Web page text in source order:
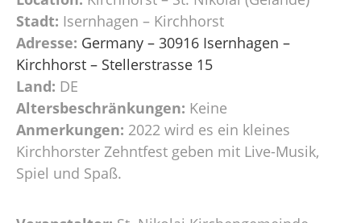
Stadt: Isernhagen – Kirchhorst
Adresse: Germany – 30916 Isernhagen –
Kirchhorst – Stellerstrasse 15
Land: DE
Altersbeschränkungen: Keine
Anmerkungen: 2022 wird es ein kleines
Kirchhorster Zehntfest geben mit Live-Musik,
Spiel und Spaß.